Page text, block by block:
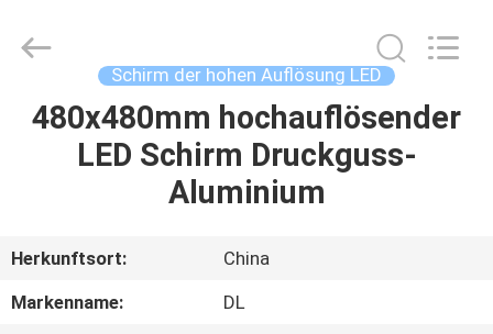
HAUS
VR
SHOW
LED
Co.,Ltd.
Reserved.
Schirm der hohen Auflösung LED
480x480mm hochauflösender
LED Schirm Druckguss-
Aluminium
Herkunftsort:
China
Markenname:
DL